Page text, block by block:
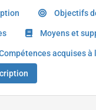
Objectifs
Moyens et
acquises